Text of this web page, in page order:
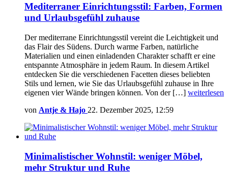
Mediterraner Einrichtungsstil: Farben, Formen
und Urlaubsgefühl zuhause
Der mediterrane Einrichtungsstil vereint die Leichtigkeit und
das Flair des Südens. Durch warme Farben, natürliche
Materialien und einen einladenden Charakter schafft er eine
entspannte Atmosphäre in jedem Raum. In diesem Artikel
entdecken Sie die verschiedenen Facetten dieses beliebten
Stils und lernen, wie Sie das Urlaubsgefühl zuhause in Ihre
eigenen vier Wände bringen können. Von der […] weiterlesen
von Antje & Hajo 22. Dezember 2025, 12:59
Minimalistischer Wohnstil: weniger Möbel,
mehr Struktur und Ruhe